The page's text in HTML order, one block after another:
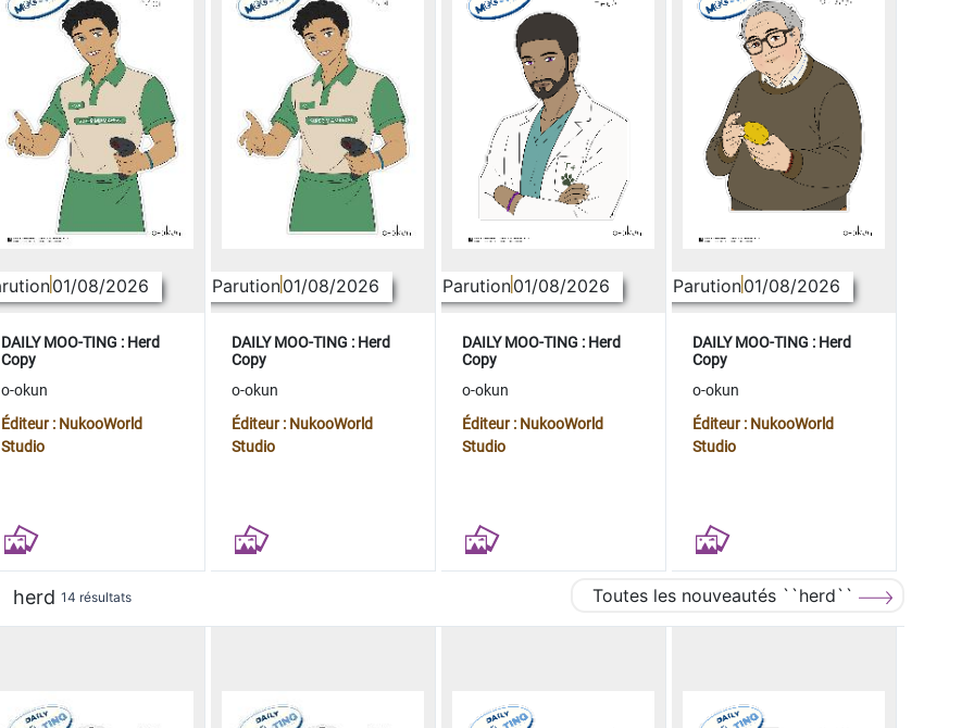
01/08/2026
DAILY MOO-TING : Herd
Copy
o-okun
Éditeur : NukooWorld
Studio
Parution01/08/2026
DAILY MOO-TING : Herd
Copy
o-okun
Éditeur : NukooWorld
Studio
Parution01/08/2026
DAILY MOO-TING : Herd
Copy
o-okun
Éditeur : NukooWorld
Studio
Parution01/08/2026
DAILY MOO-TING : Herd
Copy
o-okun
Éditeur : NukooWorld
Studio
herd 14 résultats Toutes les nouveautés ``herd``